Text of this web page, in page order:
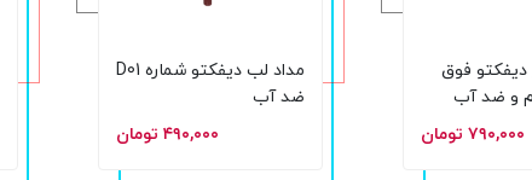
دیفکتو فوق
و ضد آب
و اکلیل شماره
۷۹۰,۰۰۰ تومان
مداد لب دیفکتو شماره D01
ضد آب
۴۹۰,۰۰۰ تومان